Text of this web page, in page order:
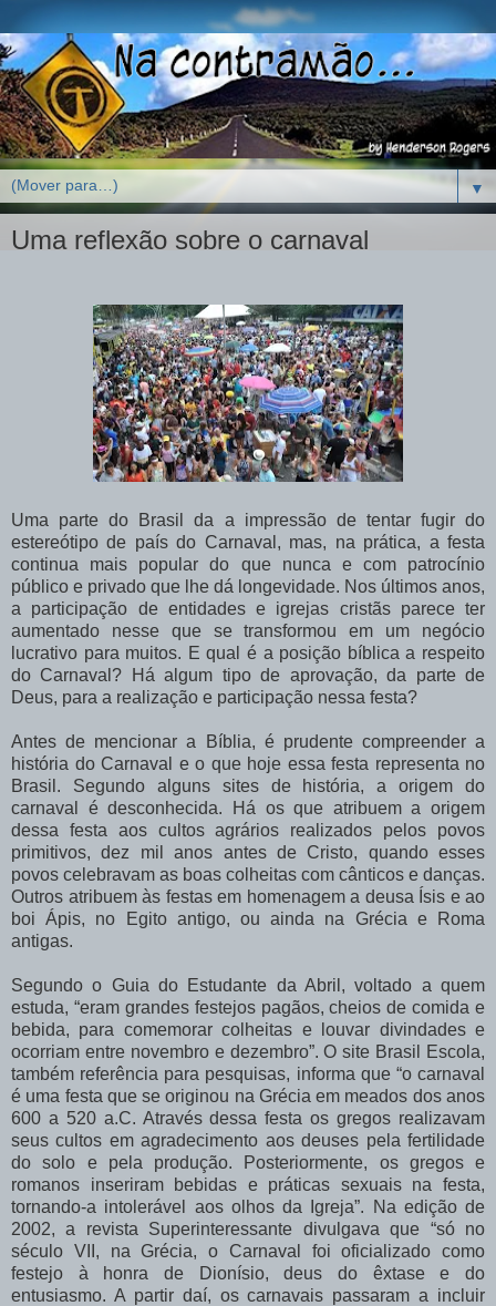
▼
Uma reflexão sobre o carnaval
Uma parte do Brasil da a impressão de tentar fugir do
estereótipo de país do Carnaval, mas, na prática, a festa
continua mais popular do que nunca e com patrocínio
público e privado que lhe dá longevidade. Nos últimos anos,
a participação de entidades e igrejas cristãs parece ter
aumentado nesse que se transformou em um negócio
lucrativo para muitos. E qual é a posição bíblica a respeito
do Carnaval? Há algum tipo de aprovação, da parte de
Deus, para a realização e participação nessa festa?
Antes de mencionar a Bíblia, é prudente compreender a
história do Carnaval e o que hoje essa festa representa no
Brasil. Segundo alguns sites de história, a origem do
carnaval é desconhecida. Há os que atribuem a origem
dessa festa aos cultos agrários realizados pelos povos
primitivos, dez mil anos antes de Cristo, quando esses
povos celebravam as boas colheitas com cânticos e danças.
Outros atribuem às festas em homenagem a deusa Ísis e ao
boi Ápis, no Egito antigo, ou ainda na Grécia e Roma
antigas.
Segundo o Guia do Estudante da Abril, voltado a quem
estuda, “eram grandes festejos pagãos, cheios de comida e
bebida, para comemorar colheitas e louvar divindades e
ocorriam entre novembro e dezembro”. O site Brasil Escola,
também referência para pesquisas, informa que “o carnaval
é uma festa que se originou na Grécia em meados dos anos
600 a 520 a.C. Através dessa festa os gregos realizavam
seus cultos em agradecimento aos deuses pela fertilidade
do solo e pela produção. Posteriormente, os gregos e
romanos inseriram bebidas e práticas sexuais na festa,
tornando-a intolerável aos olhos da Igreja”. Na edição de
2002, a revista Superinteressante divulgava que “só no
século VII, na Grécia, o Carnaval foi oficializado como
festejo à honra de Dionísio, deus do êxtase e do
entusiasmo. A partir daí, os carnavais passaram a incluir